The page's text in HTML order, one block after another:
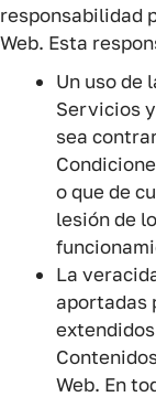
responsabilidad
Web. Esta
Un uso de
Servicios
sea
o que de
lesión de
La
aportadas
Web. En